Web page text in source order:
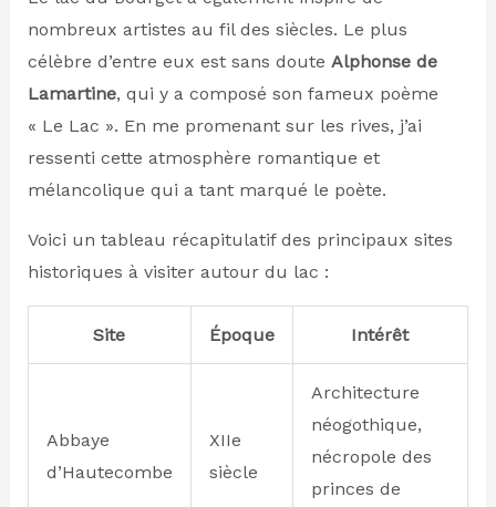
nombreux artistes au fil des siècles. Le plus
célèbre d’entre eux est sans doute Alphonse de
Lamartine, qui y a composé son fameux poème
« Le Lac ». En me promenant sur les rives, j’ai
ressenti cette atmosphère romantique et
mélancolique qui a tant marqué le poète.
Voici un tableau récapitulatif des principaux sites
historiques à visiter autour du lac :
Site Époque Intérêt
Abbaye
d’Hautecombe
XIIe
siècle
Architecture
néogothique,
nécropole des
princes de